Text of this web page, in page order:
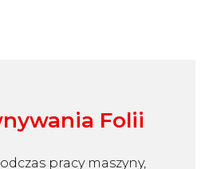
Folii
pracy maszyny,